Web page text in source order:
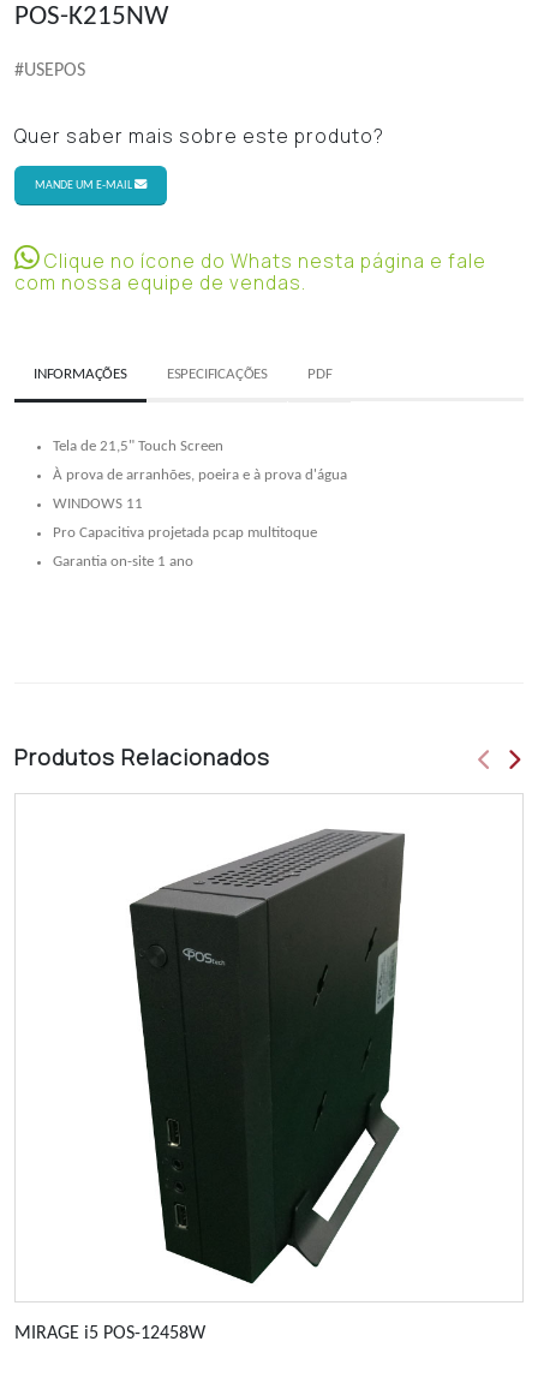
POS-K215NW
#USEPOS
Quer saber mais sobre este produto?
MANDE UM E-MAIL
Clique no ícone do Whats nesta página e fale
com nossa equipe de vendas.
INFORMAÇÕES ESPECIFICAÇÕES PDF
Tela de 21,5" Touch Screen
À prova de arranhões, poeira e à prova d'água
WINDOWS 11
Pro Capacitiva projetada pcap multitoque
Garantia on-site 1 ano
Produtos Relacionados
MIRAGE i5 POS-12458W